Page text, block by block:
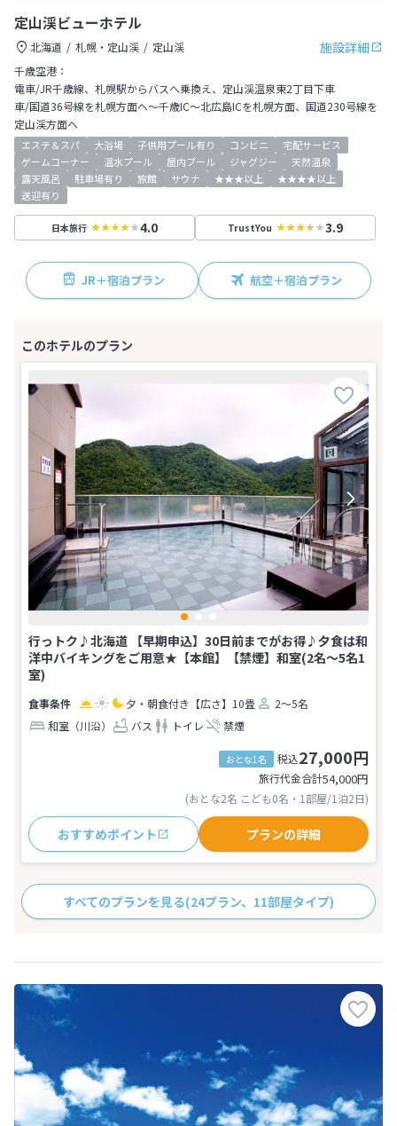
定山渓ビューホテル
施設詳細
北海道 札幌・定山渓
定山渓
千歳空港：
電車/JR千歳線、札幌駅からバスへ乗換え、定山渓温泉東2丁目下車
車/国道36号線を札幌方面へ～千歳IC～北広島ICを札幌方面、国道230号線を
定山渓方面へ
エステ＆スパ 大浴場 子供用プール有り コンビニ
宅配サービス
ゲームコーナー
温水プール 屋内プール ジャグジー
天然温泉
露天風呂
駐車場有り 旅館 サウナ ★★★以上
★★★★以上
送迎有り
日本旅行 4.0 TrustYou 3.9
JR＋宿泊プラン 航空＋宿泊プラン
行っトク♪北海道 【早期申込】30日前までがお得♪夕食は和
洋中バイキングをご用意★【本館】【禁煙】和室(2名～5名1
室)
夕・朝食付き 【広さ】10畳
2～5名
和室（川沿）
バス トイレ 禁煙
おとな1名 税込27,000円
旅行代金合計54,000円
(おとな2名 こども0名・1部屋/1泊2日)
おすすめポイント プランの詳細
すべてのプランを見る(24プラン、11部屋タイプ)